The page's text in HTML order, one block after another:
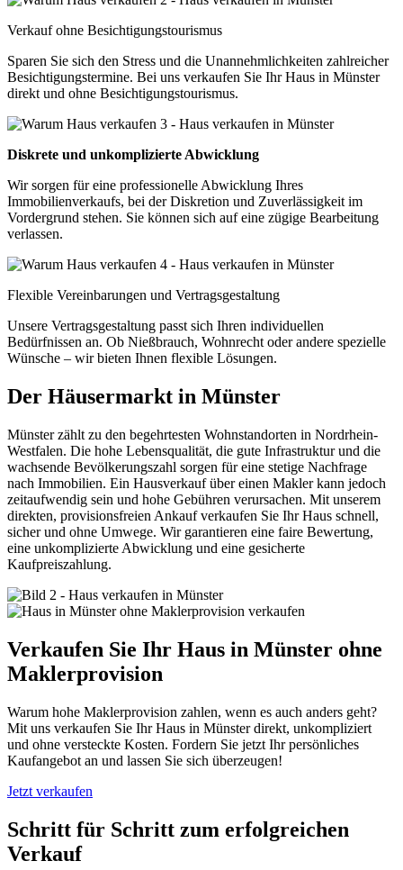
Verkauf ohne Besichtigungstourismus
Sparen Sie sich den Stress und die Unannehmlichkeiten zahlreicher
Besichtigungstermine. Bei uns verkaufen Sie Ihr Haus in Münster
direkt und ohne Besichtigungstourismus.
Diskrete und unkomplizierte Abwicklung
Wir sorgen für eine professionelle Abwicklung Ihres
Immobilienverkaufs, bei der Diskretion und Zuverlässigkeit im
Vordergrund stehen. Sie können sich auf eine zügige Bearbeitung
verlassen.
Flexible Vereinbarungen und Vertragsgestaltung
Unsere Vertragsgestaltung passt sich Ihren individuellen
Bedürfnissen an. Ob Nießbrauch, Wohnrecht oder andere spezielle
Wünsche – wir bieten Ihnen flexible Lösungen.
Der Häusermarkt in Münster
Münster zählt zu den begehrtesten Wohnstandorten in Nordrhein-
Westfalen. Die hohe Lebensqualität, die gute Infrastruktur und die
wachsende Bevölkerungszahl sorgen für eine stetige Nachfrage
nach Immobilien. Ein Hausverkauf über einen Makler kann jedoch
zeitaufwendig sein und hohe Gebühren verursachen. Mit unserem
direkten, provisionsfreien Ankauf verkaufen Sie Ihr Haus schnell,
sicher und ohne Umwege. Wir garantieren eine faire Bewertung,
eine unkomplizierte Abwicklung und eine gesicherte
Kaufpreiszahlung.
Verkaufen Sie Ihr Haus in Münster ohne
Maklerprovision
Warum hohe Maklerprovision zahlen, wenn es auch anders geht?
Mit uns verkaufen Sie Ihr Haus in Münster direkt, unkompliziert
und ohne versteckte Kosten. Fordern Sie jetzt Ihr persönliches
Kaufangebot an und lassen Sie sich überzeugen!
Jetzt verkaufen
Schritt für Schritt zum erfolgreichen
Verkauf